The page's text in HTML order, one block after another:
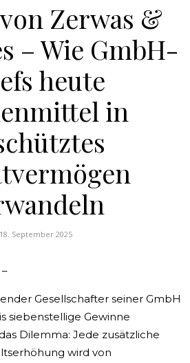
Zerwas &
– Wie GmbH-
heute
in
18. September 2025
Gesellschafter seiner GmbH
siebenstellige Gewinne
Dilemma: Jede zusätzliche
wird von